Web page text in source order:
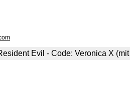
Evil - Code: Veronica X (mit